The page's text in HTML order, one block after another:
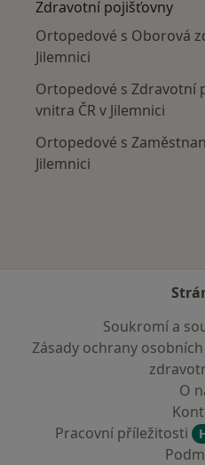
Zdravotní pojišťovny
Ortopedové s Oborová
Jilemnici
Ortopedové s Zdravotní
vnitra ČR v Jilemnici
Ortopedové s
Jilemnici
Soukromí a
Zásady ochrany
O
Pracovní příležitosti